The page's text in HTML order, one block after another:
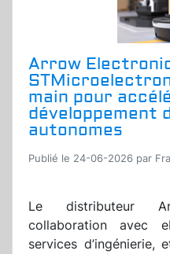
Arrow
main pour
développement
autonomes
Publié le 24-06-2026 par
Le distributeur
collaboration avec
services d’ingénierie,